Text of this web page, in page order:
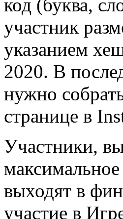
код (буква,
участник
указанием
2020. В
нужно
странице в
Участники,
выходят в
участие в